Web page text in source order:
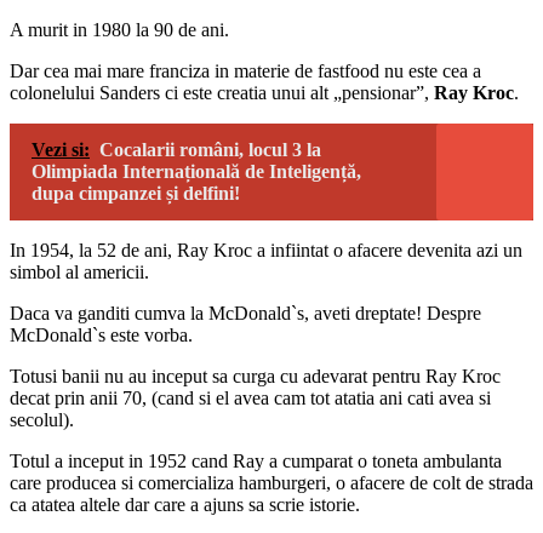
A murit in 1980 la 90 de ani.
Dar cea mai mare franciza in materie de fastfood nu este cea a
colonelului Sanders ci este creatia unui alt „pensionar”, Ray Kroc.
Vezi si: Cocalarii români, locul 3 la
Olimpiada Internațională de Inteligență,
dupa cimpanzei și delfini!
In 1954, la 52 de ani, Ray Kroc a infiintat o afacere devenita azi un
simbol al americii.
Daca va ganditi cumva la McDonald`s, aveti dreptate! Despre
McDonald`s este vorba.
Totusi banii nu au inceput sa curga cu adevarat pentru Ray Kroc
decat prin anii 70, (cand si el avea cam tot atatia ani cati avea si
secolul).
Totul a inceput in 1952 cand Ray a cumparat o toneta ambulanta
care producea si comercializa hamburgeri, o afacere de colt de strada
ca atatea altele dar care a ajuns sa scrie istorie.